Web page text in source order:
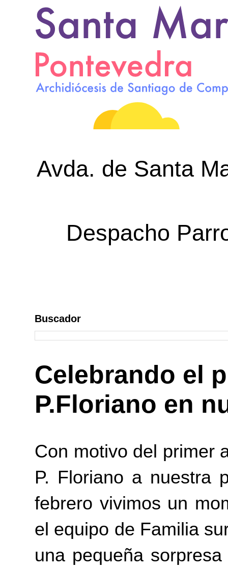
Avda. de Santa
Despacho
Buscador
Celebrando el
P.Floriano en
Con motivo del primer
P. Floriano a nuestra
febrero vivimos un
el equipo de Familia
una pequeña